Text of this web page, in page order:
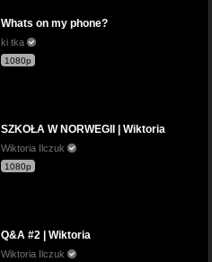
Whats on my phone?
ki tka
1080p
SZKOŁA W NORWEGII | Wiktoria
Wiktoria Ilczuk
1080p
Q&A #2 | Wiktoria
Wiktoria Ilczuk